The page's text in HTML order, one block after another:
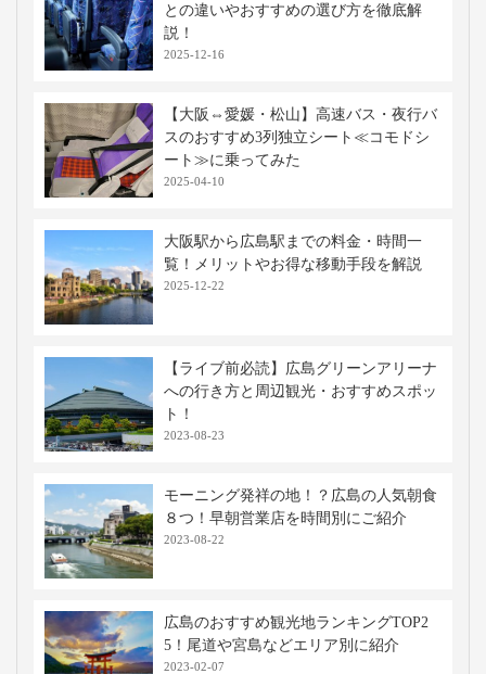
との違いやおすすめの選び方を徹底解
説！
2025-12-16
【大阪⇔愛媛・松山】高速バス・夜行バ
スのおすすめ3列独立シート≪コモドシ
ート≫に乗ってみた
2025-04-10
大阪駅から広島駅までの料金・時間一
覧！メリットやお得な移動手段を解説
2025-12-22
【ライブ前必読】広島グリーンアリーナ
への行き方と周辺観光・おすすめスポッ
ト！
2023-08-23
モーニング発祥の地！？広島の人気朝食
８つ！早朝営業店を時間別にご紹介
2023-08-22
広島のおすすめ観光地ランキングTOP2
5！尾道や宮島などエリア別に紹介
2023-02-07